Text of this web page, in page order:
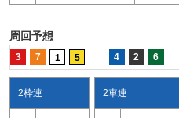
周回予想
3 7 1 5 4 2 6
2枠連 2車連